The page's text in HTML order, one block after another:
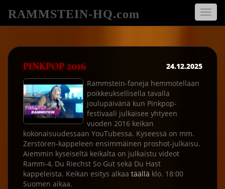
Avaa
RAMMSTEIN-HQ.com
PINKPOP 2016
24.12.2025
Rammstein-faneja hemmotellaan
poikkeuksellisella tavalla
joulupäivänä kun Pinkpop-
festivaali julkaisee yhtyeen
vuoden 2016 keikan
kokonaisuudessaan YouTubessa. Kyseessä on mm.
Zerstören-kappeleen ensimmäinen proshot-julkaisu.
Aiemmin kyseiseltä keikalta on julkaistu videot
Ramm-4, Du Riechst So Gut sekä Du Hast
kappeleista. Keikan esitys alkaa täällä klo. 18:00
Suomen aikaa.